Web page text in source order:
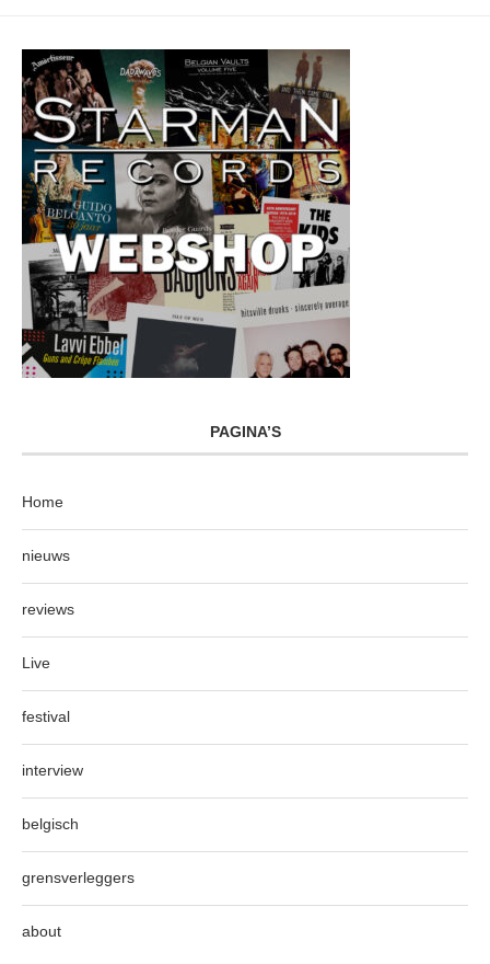
PAGINA’S
Home
nieuws
reviews
Live
festival
interview
belgisch
grensverleggers
about